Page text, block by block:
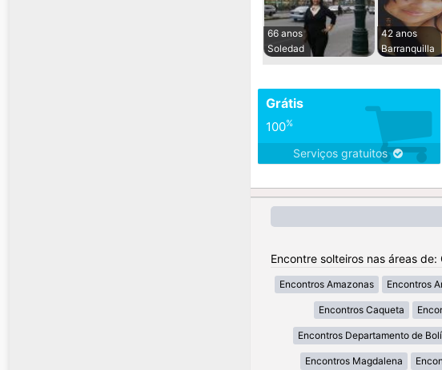
66 anos
Soledad
42 anos
Barranquilla
Grátis
100%
Serviços gratuitos
Encontre solteiros nas áreas de:
Encontros Amazonas Encontros
Encontros Caqueta
Encontros Departamento de
Encontros Magdalena